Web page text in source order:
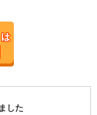
した